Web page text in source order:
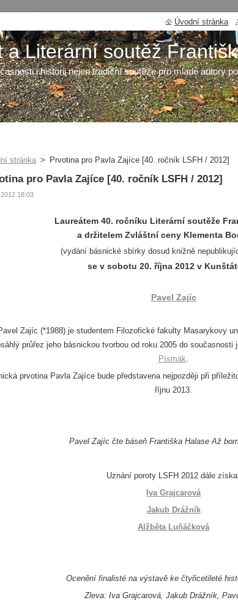
a Literární soutěž
i historii nejen tradiční soutěže pro mladé autory
stránka > Prvotina pro Pavla Zajíce [40. ročník LSFH / 2012]
pro Pavla Zajíce [40. ročník LSFH / 2012]
18:03
Laureátem 40. ročníku Literární soutěže
a držitelem Zvláštní ceny Klementa
(vydání básnické sbírky dosud knižně
se v sobotu 20. října 2012 v
Pavel Zajíc
Zajíc (*1988) je studentem Filozofické fakulty Masarykovy
průřez jeho básnickou tvorbou od roku 2005 do
Písmák.
prvotina Pavla Zajíce bude představena nejpozději při
říjnu 2013.
Pavel Zajíc čte báseň Františka Halase Až
Uznání poroty LSFH 2012 dále
Iva Grajcarová
Jakub Drážník
Alžběta Luňáčková
Ocenění finalisté na výstavě ke čtyřicetileté
Zleva: Iva Grajcarová, Jakub Drážník,
Úvodní stránka